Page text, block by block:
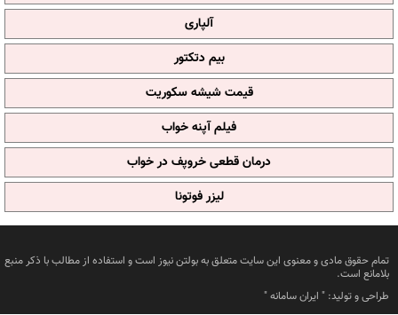
آلپاری
بیم دتکتور
قیمت شیشه سکوریت
فیلم آپنه خواب
درمان قطعی خروپف در خواب
لیزر فوتونا
تمام حقوق مادی و معنوی این سایت متعلق به بولتن نیوز است و استفاده از مطالب با ذکر منبع
بلامانع است.
طراحی و تولید: " ایران سامانه"